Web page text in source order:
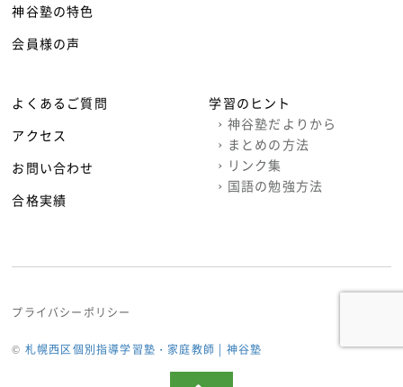
神谷塾の特色
会員様の声
よくあるご質問
アクセス
お問い合わせ
合格実績
学習のヒント
› 神谷塾だよりから
› まとめの方法
› リンク集
› 国語の勉強方法
プライバシーポリシー
© 札幌西区個別指導学習塾・家庭教師 | 神谷塾